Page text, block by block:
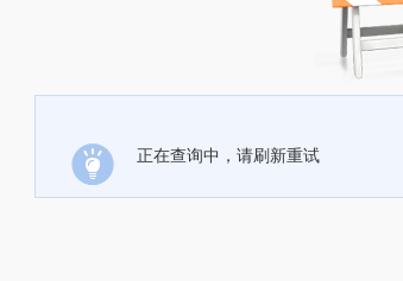
正在查询中，请刷新重试